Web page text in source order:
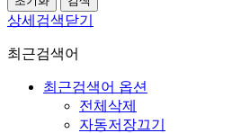
상세검색닫기
최근검색어
최근검색어 옵션
전체삭제
자동저장끄기